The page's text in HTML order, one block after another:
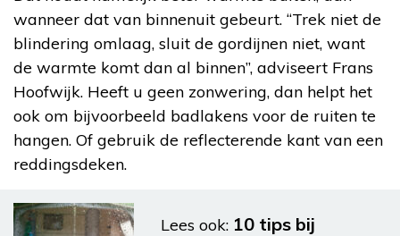
wanneer dat van binnenuit gebeurt. “Trek niet de
blindering omlaag, sluit de gordijnen niet, want
de warmte komt dan al binnen”, adviseert Frans
Hoofwijk. Heeft u geen zonwering, dan helpt het
ook om bijvoorbeeld badlakens voor de ruiten te
hangen. Of gebruik de reflecterende kant van een
reddingsdeken.
Lees ook: 10 tips bij